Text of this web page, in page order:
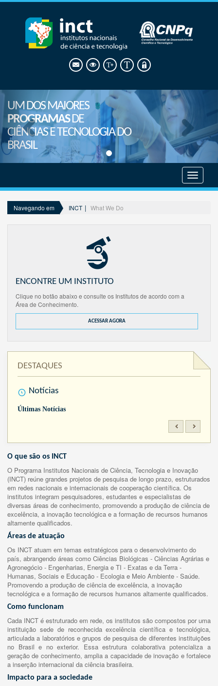
UM DOS MAIORES
PROGRAMASDE
CIÊNCIAS E TECNOLOGIA DO
BRASIL
menu
Navegando em INCT What We Do
ENCONTRE UM INSTITUTO
Clique no botão abaixo e consulte os Institutos de acordo com a
Área de Conhecimento.
ACESSAR AGORA
DESTAQUES
Notícias
Últimas Notícias
O que são os INCT
O Programa Institutos Nacionais de Ciência, Tecnologia e Inovação
(INCT) reúne grandes projetos de pesquisa de longo prazo, estruturados
em redes nacionais e internacionais de cooperação científica. Os
institutos integram pesquisadores, estudantes e especialistas de
diversas áreas de conhecimento, promovendo a produção de ciência de
excelência, a inovação tecnológica e a formação de recursos humanos
altamente qualificados.
Áreas de atuação
Os INCT atuam em temas estratégicos para o desenvolvimento do
país, abrangendo áreas como Ciências Biológicas - Ciências Agrárias e
Agronegócio - Engenharias, Energia e TI - Exatas e da Terra -
Humanas, Sociais e Educação - Ecologia e Meio Ambiente - Saúde.
Promovendo a produção de ciência de excelência, a inovação
tecnológica e a formação de recursos humanos altamente qualificados.
Como funcionam
Cada INCT é estruturado em rede, os institutos são compostos por uma
instituição sede de reconhecida excelência científica e tecnológica,
articulada a laboratórios e grupos de pesquisa de diferentes instituições
no Brasil e no exterior. Essa estrutura colaborativa potencializa a
geração de conhecimento, amplia a capacidade de inovação e fortalece
a inserção internacional da ciência brasileira.
Impacto para a sociedade